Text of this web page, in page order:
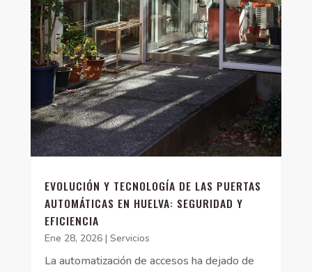
EVOLUCIÓN Y TECNOLOGÍA DE LAS PUERTAS
AUTOMÁTICAS EN HUELVA: SEGURIDAD Y
EFICIENCIA
Ene 28, 2026| Servicios
La automatización de accesos ha dejado de